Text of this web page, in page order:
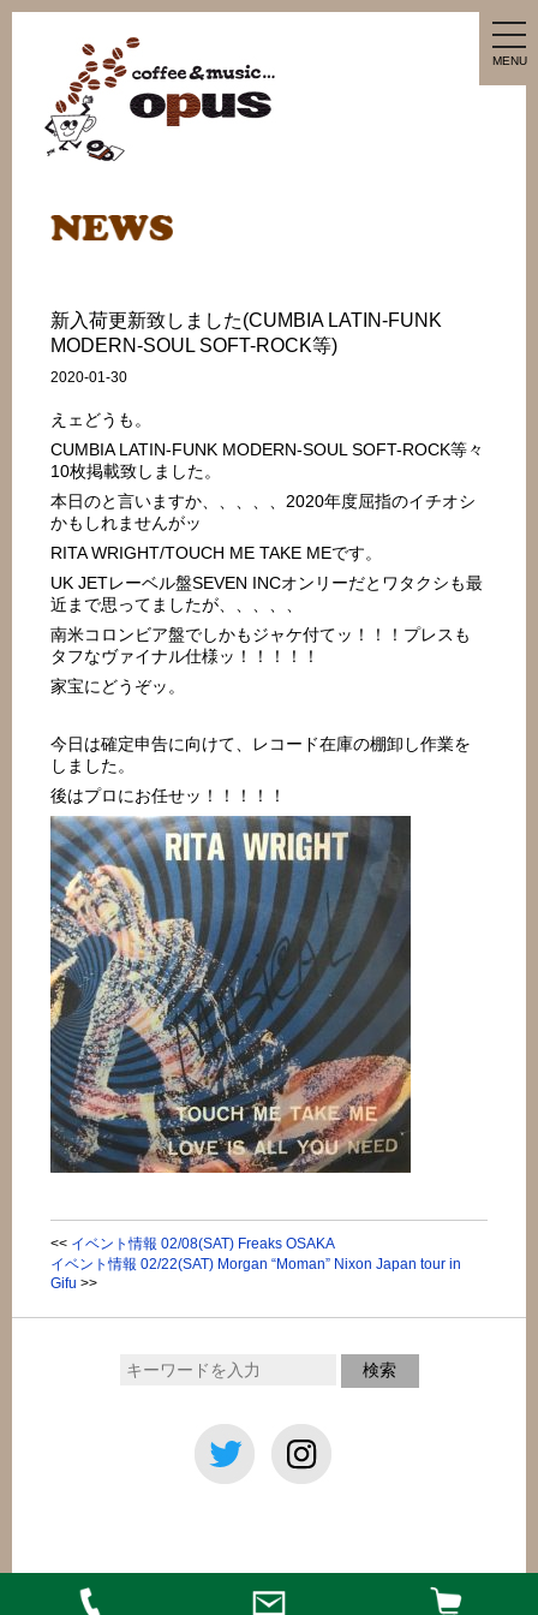
MENU
新入荷更新致しました(CUMBIA LATIN-FUNK
MODERN-SOUL SOFT-ROCK等)
2020-01-30
えェどうも。
CUMBIA LATIN-FUNK MODERN-SOUL SOFT-ROCK等々
10枚掲載致しました。
本日のと言いますか、、、、、2020年度屈指のイチオシ
かもしれませんがッ
RITA WRIGHT/TOUCH ME TAKE MEです。
UK JETレーベル盤SEVEN INCオンリーだとワタクシも最
近まで思ってましたが、、、、、
南米コロンビア盤でしかもジャケ付てッ！！！プレスも
タフなヴァイナル仕様ッ！！！！！
家宝にどうぞッ。
今日は確定申告に向けて、レコード在庫の棚卸し作業を
しました。
後はプロにお任せッ！！！！！
<< イベント情報 02/08(SAT) Freaks OSAKA
イベント情報 02/22(SAT) Morgan “Moman” Nixon Japan tour in
Gifu >>